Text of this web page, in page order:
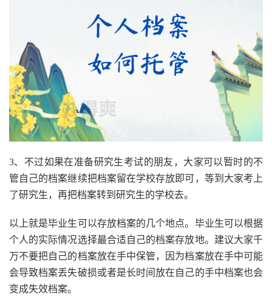
3、不过如果在准备研究生考试的朋友，大家可以暂时的不
管自己的档案继续把档案留在学校存放即可，等到大家考上
了研究生，再把档案转到研究生的学校去。
以上就是毕业生可以存放档案的几个地点。毕业生可以根据
个人的实际情况选择最合适自己的档案存放地。建议大家千
万不要把自己的档案放在手中保管，因为档案放在手中可能
会导致档案丢失破损或者是长时间放在自己的手中档案也会
变成失效档案。